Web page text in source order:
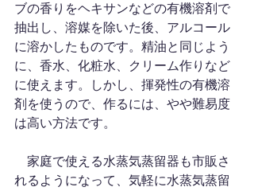
ブの香りをヘキサンなどの有機溶剤で
抽出し、溶媒を除いた後、アルコール
に溶かしたものです。精油と同じよう
に、香水、化粧水、クリーム作りなど
に使えます。しかし、揮発性の有機溶
剤を使うので、作るには、やや難易度
は高い方法です。
家庭で使える水蒸気蒸留器も市販さ
れるようになって、気軽に水蒸気蒸留